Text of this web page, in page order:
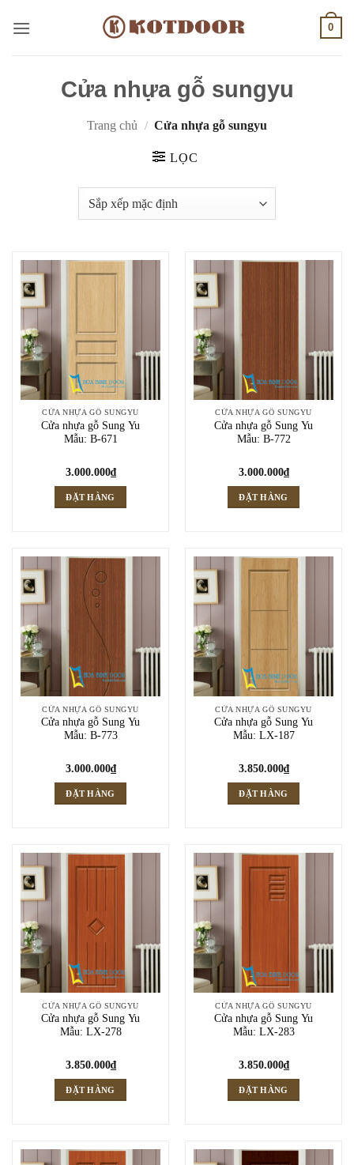
qua
0
Cửa nhựa gỗ sungyu
Trang chủ / Cửa nhựa gỗ sungyu
LỌC
CỬA NHỰA GỖ SUNGYU
Cửa nhựa gỗ Sung Yu
Mẫu: B-671
3.000.000₫
ĐẶT HÀNG
CỬA NHỰA GỖ SUNGYU
Cửa nhựa gỗ Sung Yu
Mẫu: B-772
3.000.000₫
ĐẶT HÀNG
CỬA NHỰA GỖ SUNGYU
Cửa nhựa gỗ Sung Yu
Mẫu: B-773
3.000.000₫
ĐẶT HÀNG
CỬA NHỰA GỖ SUNGYU
Cửa nhựa gỗ Sung Yu
Mẫu: LX-187
3.850.000₫
ĐẶT HÀNG
CỬA NHỰA GỖ SUNGYU
Cửa nhựa gỗ Sung Yu
Mẫu: LX-278
3.850.000₫
ĐẶT HÀNG
CỬA NHỰA GỖ SUNGYU
Cửa nhựa gỗ Sung Yu
Mẫu: LX-283
3.850.000₫
ĐẶT HÀNG